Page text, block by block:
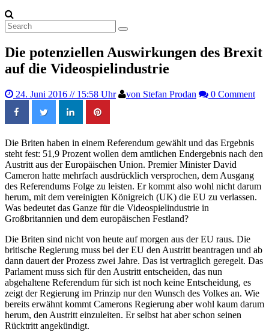
Die potenziellen Auswirkungen des Brexit
auf die Videospielindustrie
24. Juni 2016 // 15:58 Uhr von Stefan Prodan 0 Comment
Die Briten haben in einem Referendum gewählt und das Ergebnis
steht fest: 51,9 Prozent wollen dem amtlichen Endergebnis nach den
Austritt aus der Europäischen Union. Premier Minister David
Cameron hatte mehrfach ausdrücklich versprochen, dem Ausgang
des Referendums Folge zu leisten. Er kommt also wohl nicht darum
herum, mit dem vereinigten Königreich (UK) die EU zu verlassen.
Was bedeutet das Ganze für die Videospielindustrie in
Großbritannien und dem europäischen Festland?
Die Briten sind nicht von heute auf morgen aus der EU raus. Die
britische Regierung muss bei der EU den Austritt beantragen und ab
dann dauert der Prozess zwei Jahre. Das ist vertraglich geregelt. Das
Parlament muss sich für den Austritt entscheiden, das nun
abgehaltene Referendum für sich ist noch keine Entscheidung, es
zeigt der Regierung im Prinzip nur den Wunsch des Volkes an. Wie
bereits erwähnt kommt Camerons Regierung aber wohl kaum darum
herum, den Austritt einzuleiten. Er selbst hat aber schon seinen
Rücktritt angekündigt.